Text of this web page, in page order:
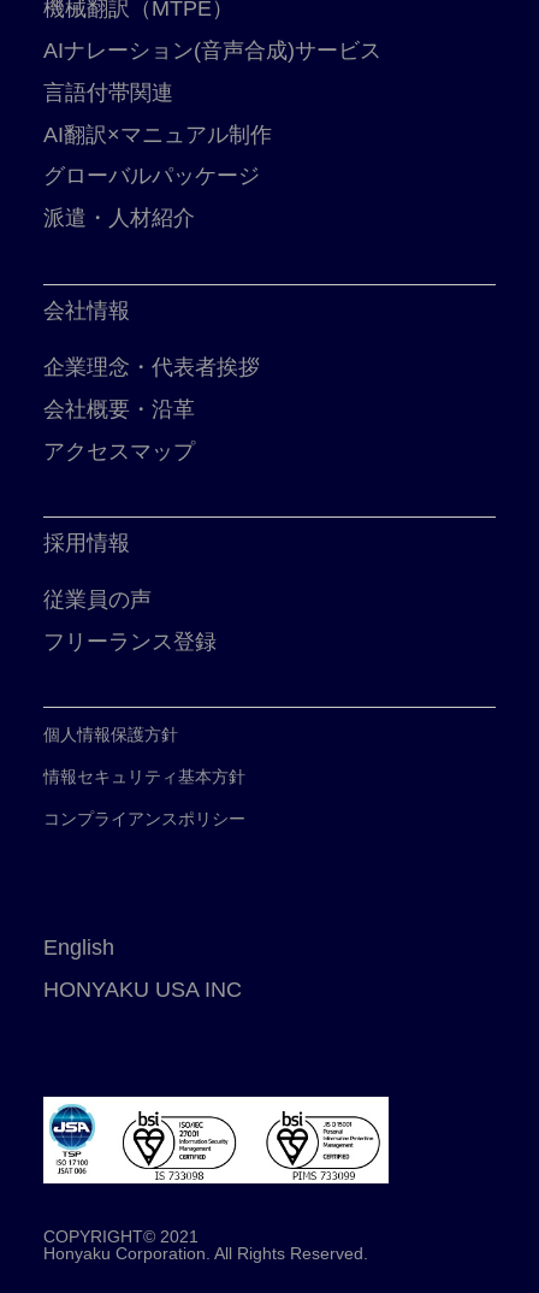
機械翻訳（MTPE）
AIナレーション(音声合成)サービス
言語付帯関連
AI翻訳×マニュアル制作
グローバルパッケージ
派遣・人材紹介
会社情報
企業理念・代表者挨拶
会社概要・沿革
アクセスマップ
採用情報
従業員の声
フリーランス登録
個人情報保護方針
情報セキュリティ基本方針
コンプライアンスポリシー
English
HONYAKU USA INC
COPYRIGHT© 2021
Honyaku Corporation. All Rights Reserved.